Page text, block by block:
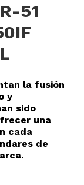
51
la fusión
y
sido
una
cada
de